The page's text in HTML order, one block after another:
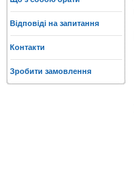
Відповіді на запитання
Контакти
Зробити замовлення